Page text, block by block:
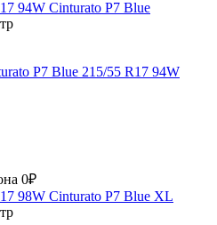
P7 Blue 215/55 R17 94W
0₽